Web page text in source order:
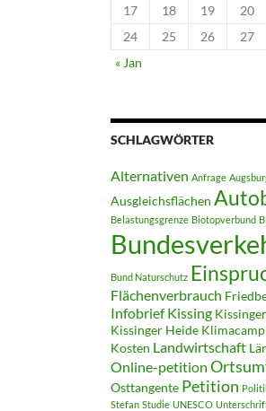
17
18 19 20
24
25 26 27
« Jan
SCHLAGWÖRTER
Alternativen Anfrage
Ausgleichsflächen
Belastungsgrenze Biotopverbund
Bund Naturschutz
Flächenverbrauch
Infobrief Kissing
Kissinger Heide Klimacamp
Kosten Landwirtschaft
Online-petition
Osttangente Petition
Stefan Studie UNESCO